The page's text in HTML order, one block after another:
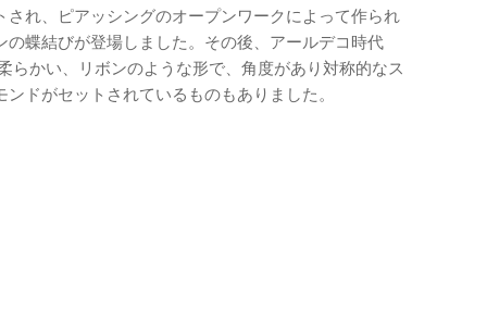
され、ピアッシングのオープンワークによって作られ
蝶結びが登場しました。その後、アールデコ時代
らかい、リボンのような形で、角度があり対称的なス
ドがセットされているものもありました。